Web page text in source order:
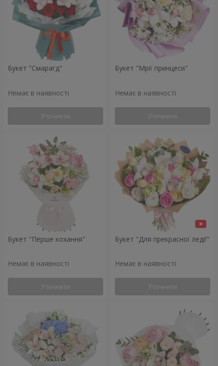
Букет "Смарагд"
Немає в наявності
Уточнити
Букет "Мрії принцеси"
Немає в наявності
Уточнити
Букет "Перше кохання"
Немає в наявності
Уточнити
Букет "Для прекрасної леді!"
Немає в наявності
Уточнити